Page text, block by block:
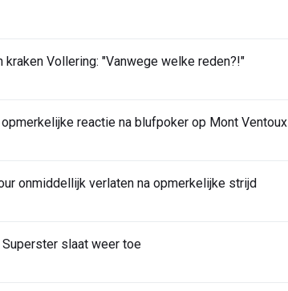
kraken Vollering: "Vanwege welke reden?!"
reactie na blufpoker op Mont Ventoux
onmiddellijk verlaten na opmerkelijke strijd
Superster slaat weer toe